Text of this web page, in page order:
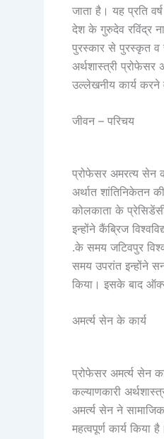
जाता है। यह प्रति
देश के गुरुदेव रविंद्र
पुरस्कार से पुरस्कृत व
अर्थशास्त्री प्रोफेसर
उल्लेखनीय कार्य करने
जीवन – परिचय
प्रोफेसर अमरत्य सेन
अर्थात शांतिनिकेतन
कोलकाता के
इन्होंने कैंब्रिज
.के समय जटिवपुर
समय उपरांत इन्होंने
किया। इसके बाद
अमर्त्य सेन के कार्य
प्रोफेसर अमर्त्य सेन
कल्याणकारी
अमर्त्य सेन ने
महत्वपूर्ण कार्य किया है।